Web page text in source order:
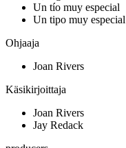
Un tío muy especial
Un tipo muy especial
Ohjaaja
Joan Rivers
Käsikirjoittaja
Joan Rivers
Jay Redack